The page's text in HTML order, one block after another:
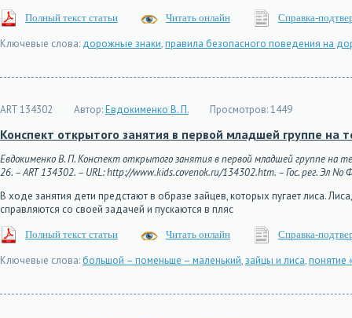
Полный текст статьи Читать онлайн Справка-
Ключевые слова: дорожные знаки,правила безопасного поведения на
ART 134302 Автор:Евдокименко В. П. Просмотров:1449
Конспект открытого занятия в первой младшей группе на
Евдокименко В. П. Конспект открытого занятия в первой младшей группе на
26. – ART 134302. – URL: http://www.kids.covenok.ru/134302.htm. – Гос. рег. Эл
В ходе занятия дети предстают в образе зайцев, которых пугает лиса.
справляются со своей задачей и пускаются в пляс
Полный текст статьи Читать онлайн Справка-
Ключевые слова:большой – поменьше – маленький,зайцы и лиса,понятие